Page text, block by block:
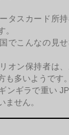
タスカード所
。
でこんなの見
オン保持者は
も多いようです。
ンギラで重い
ません。